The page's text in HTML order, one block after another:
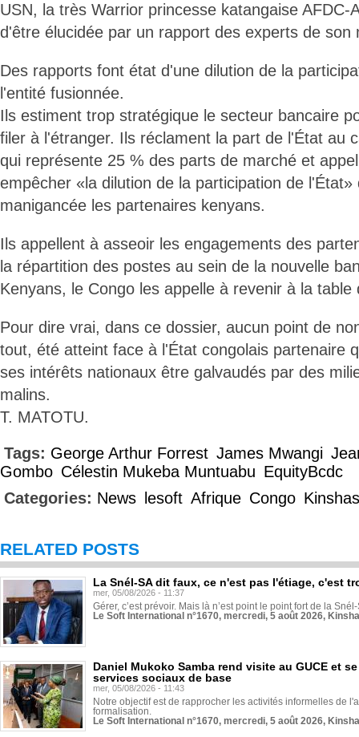
USN, la très Warrior princesse katangaise AFDC-
d'être élucidée par un rapport des experts de son
Des rapports font état d'une dilution de la
l'entité fusionnée.
Ils estiment trop stratégique le secteur bancaire
filer à l'étranger. Ils réclament la part de l'État au
qui représente 25 % des parts de marché et
empêcher «la dilution de la participation de l'État»
manigancée les partenaires kenyans.
Ils appellent à asseoir les engagements des
la répartition des postes au sein de la nouvelle
Kenyans, le Congo les appelle à revenir à la table
Pour dire vrai, dans ce dossier, aucun point de
tout, été atteint face à l'État congolais partenaire
ses intérêts nationaux être galvaudés par des
malins.
T. MATOTU.
Tags: George Arthur Forrest James Mwangi
Gombo Célestin Mukeba Muntuabu EquityBcdc
Categories: News lesoft Afrique Congo
RELATED POSTS
La Snél-SA dit faux, ce n'est pas l'étiage, c'est
mer, 05/08/2026 - 11:37
Gérer, c’est prévoir. Mais là n’est point le point fort de la
Le Soft International n°1670, mercredi, 5 août 2026,
Daniel Mukoko Samba rend visite au GUCE et
services sociaux de base
mer, 05/08/2026 - 11:43
Notre objectif est de rapprocher les activités informelles de
formalisation.
Le Soft International n°1670, mercredi, 5 août 2026,